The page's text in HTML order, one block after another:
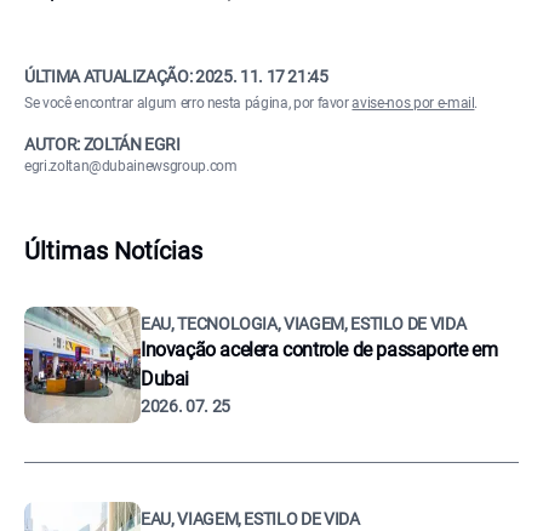
ÚLTIMA ATUALIZAÇÃO:2025. 11. 17 21:45
Se você encontrar algum erro nesta página, por favoravise-nos por e-mail .
AUTOR: ZOLTÁN EGRI
egri.zoltan@dubainewsgroup.com
Últimas Notícias
EAU, TECNOLOGIA, VIAGEM, ESTILO DE VIDA
Inovação acelera controle de passaporte em
Dubai
2026. 07. 25
EAU, VIAGEM, ESTILO DE VIDA